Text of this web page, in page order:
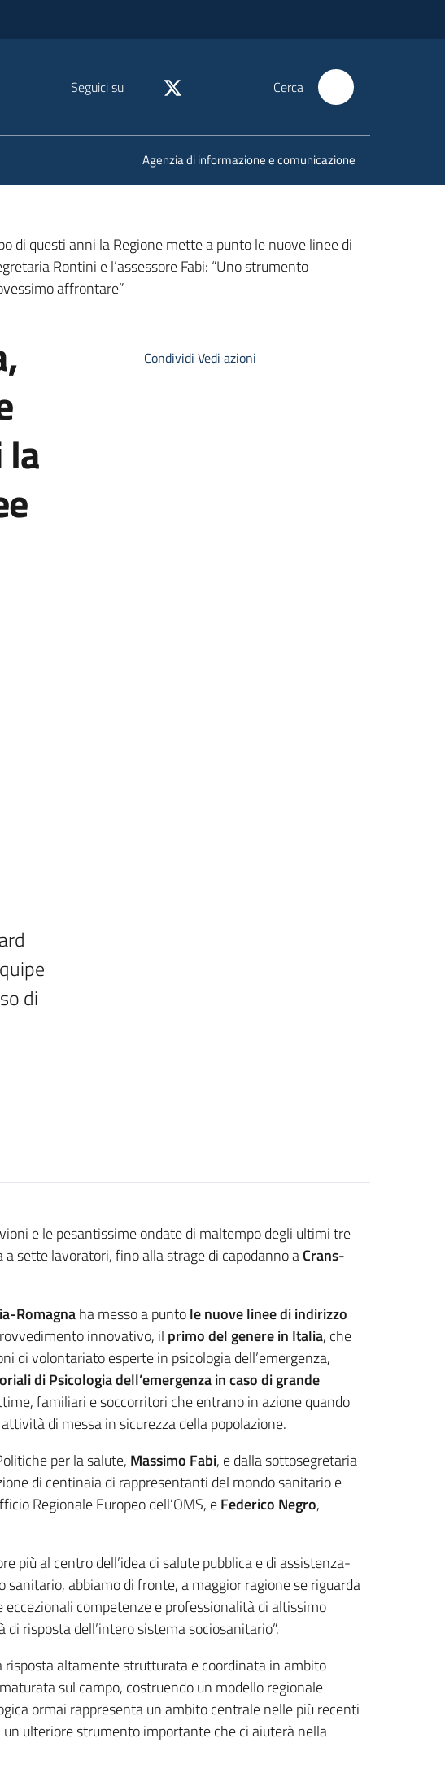
Seguici su Cerca
Agenzia di informazione e comunicazione
di questi anni la Regione mette a punto le nuove linee di
Rontini e l’assessore Fabi: “Uno strumento
affrontare”
di
Condividi Vedi azioni
e le pesantissime ondate di maltempo degli ultimi tre
a sette lavoratori, fino alla strage di capodanno aCrans-
Romagnaha messo a puntole nuove linee di indirizzo
innovativo, il primo del genere in Italia, che
di volontariato esperte in psicologia dell’emergenza,
di Psicologia dell’emergenza in caso di grande
familiari e soccorritori che entrano in azione quando
di messa in sicurezza della popolazione.
per la salute, Massimo Fabi, e dalla sottosegretaria
di centinaia di rappresentanti del mondo sanitario e
Regionale Europeo dell’OMS, eFederico Negro,
più al centro dell’idea di salute pubblica e di assistenza-
abbiamo di fronte, a maggior ragione se riguarda
competenze e professionalità di altissimo
risposta dell’intero sistema sociosanitario”.
altamente strutturata e coordinata in ambito
sul campo, costruendo un modello regionale
ormai rappresenta un ambito centrale nelle più recenti
ulteriore strumento importante che ci aiuterà nella